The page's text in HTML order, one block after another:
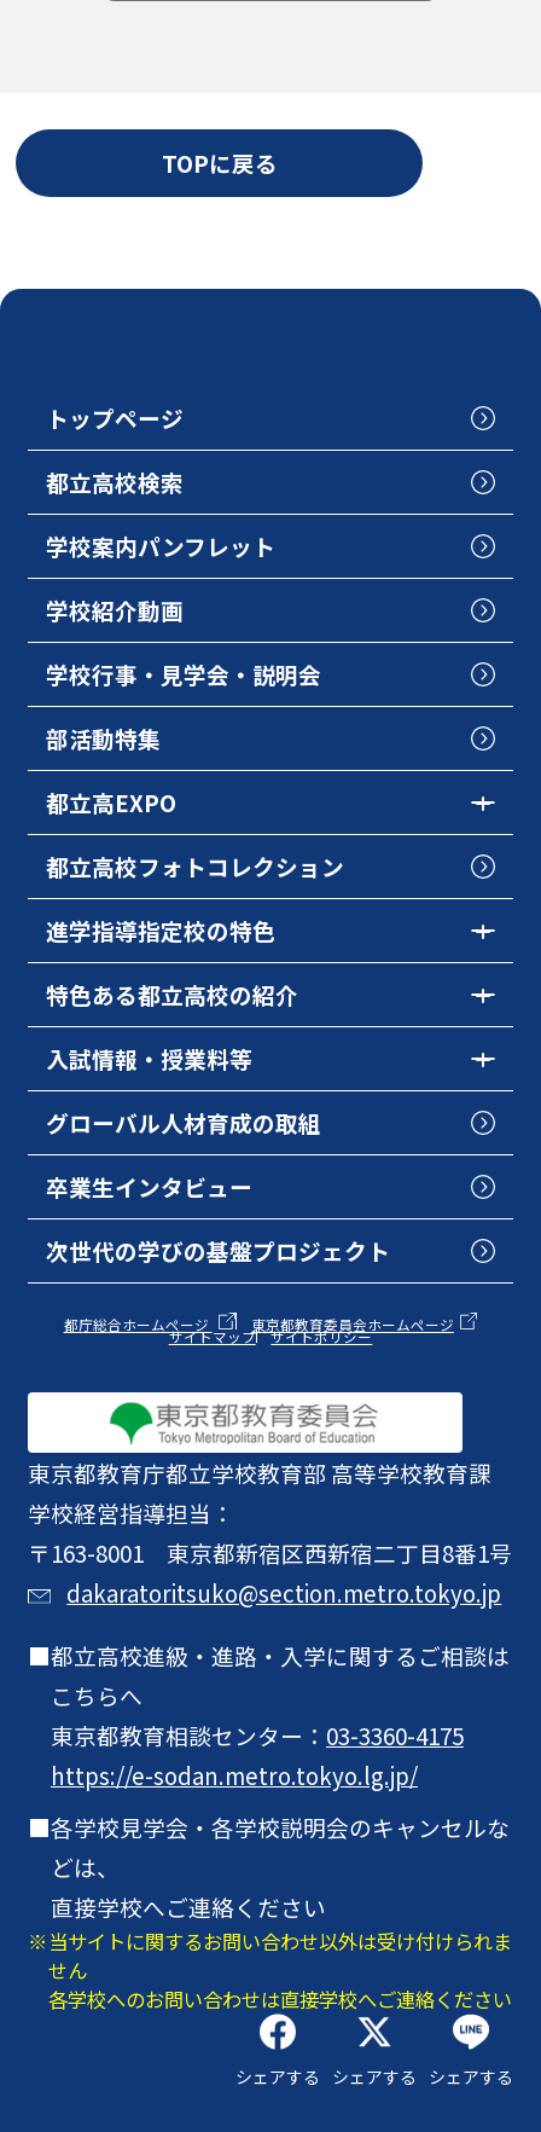
TOPに戻る
東京都教育庁都立学校教育部 高等学校教育課
学校経営指導担当：
〒163-8001 東京都新宿区西新宿二丁目8番1号
dakaratoritsuko@section.metro.tokyo.jp
都立高校進級・進路・入学に関するご相談は
こちらへ
東京都教育相談センター： 03-3360-4175
https://e-sodan.metro.tokyo.lg.jp/
各学校見学会・各学校説明会のキャンセルな
どは、
直接学校へご連絡ください
当サイトに関するお問い合わせ以外は受け付けられま
せん
各学校へのお問い合わせは直接学校へご連絡ください
シェアする シェアする シェアする
トップページ
都立高校検索
学校案内パンフレット
学校紹介動画
学校行事・見学会・説明会
部活動特集
都立高EXPO
都立高校フォトコレクション
進学指導指定校の特色
特色ある都立高校の紹介
入試情報・授業料等
グローバル人材育成の取組
卒業生インタビュー
次世代の学びの基盤プロジェクト
都庁総合ホームページ 東京都教育委員会ホームページ
サイトマップ サイトポリシー